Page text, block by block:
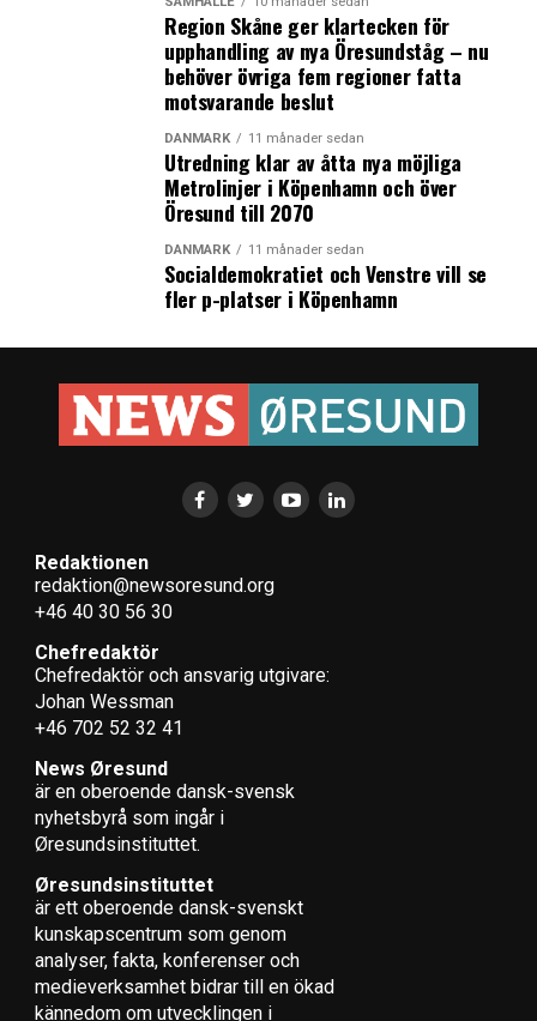
Region Skåne ger klartecken för
upphandling av nya Öresundståg – nu
behöver övriga fem regioner fatta
motsvarande beslut
DANMARK 11 månader sedan
Utredning klar av åtta nya möjliga
Metrolinjer i Köpenhamn och över
Öresund till 2070
DANMARK 11 månader sedan
Socialdemokratiet och Venstre vill se
fler p-platser i Köpenhamn
Redaktionen
redaktion@newsoresund.org
+46 40 30 56 30
Chefredaktör
Chefredaktör och ansvarig utgivare:
Johan Wessman
+46 702 52 32 41
News Øresund
är en oberoende dansk-svensk
nyhets­byrå som ingår i
Øresundsinstituttet.
Øresundsinstituttet
är ett oberoende dansk-svenskt
kunskapscentrum som genom
analyser, fakta, konferenser och
medieverksamhet bidrar till en ökad
kännedom om utvecklingen i